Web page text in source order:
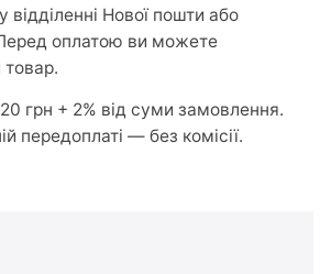
відділенні Нової пошти або
оплатою ви можете
товар.
20 грн + 2% від суми замовлення.
передоплаті — без комісії.